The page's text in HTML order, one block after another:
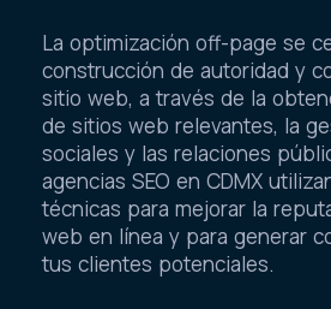
La optimización off-page se
construcción de autoridad y
sitio web, a través de la
de sitios web relevantes, la
sociales y las relaciones
agencias SEO en CDMX
técnicas para mejorar la
web en línea y para generar
tus clientes potenciales.